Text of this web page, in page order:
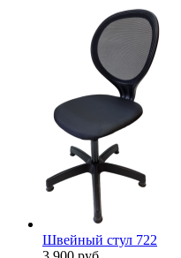
Швейный стул 722